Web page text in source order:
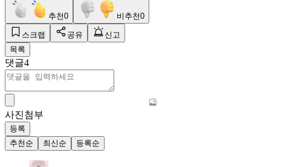
추천0 비추천0
스크랩 공유
신고
목록
댓글4
사진첨부
등록
추천순
최신순 등록순